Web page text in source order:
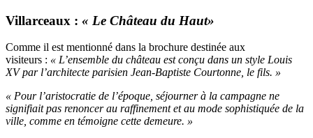
Villarceaux : « Le Château du Haut»
Comme il est mentionné dans la brochure destinée aux
visiteurs : « L’ensemble du château est conçu dans un style Louis
XV par l’architecte parisien Jean-Baptiste Courtonne, le fils. »
« Pour l’aristocratie de l’époque, séjourner à la campagne ne
signifiait pas renoncer au raffinement et au mode sophistiquée de la
ville, comme en témoigne cette demeure. »